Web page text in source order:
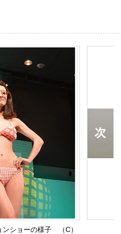
ショーの様子 （C）